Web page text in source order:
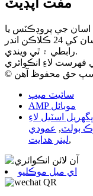
اسان جي پروڊڪٽس يا pricelist جي باري ۾ پڇا ڳاڇا لاء، مهرباني
ڪري اسان کي پنهنجي اي ميل ڇڏي ۽ اسان کي 24 ڪلاڪن اندر
رابطي ۾ ٿي ويندي.
لاءِ انڪوائري
سائيٽ ميپ
AMP موبائل
پگھريل اسٽيل لاءِ
بولٽ, عمودي
لينر ھدايت,
اي ميل موڪليو